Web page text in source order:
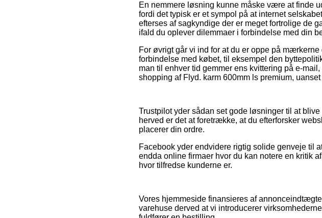
En nemmere løsning kunne måske være at finde
fordi det typisk er et sympol på at internet
efterses af sagkyndige der er meget fortrolige de
ifald du oplever dilemmaer i forbindelse med din
For øvrigt går vi ind for at du er oppe på
forbindelse med købet, til eksempel den
man til enhver tid gemmer ens kvittering på e-
shopping af Flyd. karm 600mm ls premium,
Trustpilot yder sådan set gode løsninger til at
herved er det at foretrække, at du efterforsker
placerer din ordre.
Facebook yder endvidere rigtig solide genveje til
endda online firmaer hvor du kan notere en kritik
hvor tilfredse kunderne er.
Vores hjemmeside finansieres af
varehuse derved at vi introducerer